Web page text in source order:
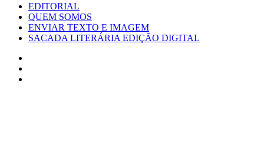
EDITORIAL
QUEM SOMOS
ENVIAR TEXTO E IMAGEM
SACADA LITERÁRIA EDIÇÃO DIGITAL